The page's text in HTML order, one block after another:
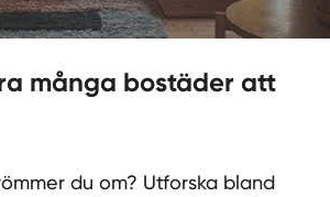
många bostäder att
du om? Utforska bland